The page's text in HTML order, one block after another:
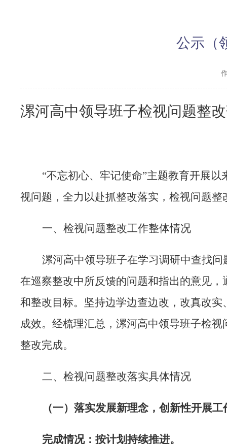
公示（
漯河高中领导班子检视问题整
“不忘初心、牢记使命”主题教育开展
视问题，全力以赴抓整改落实，检视问题
一、 检视问题整改工作整体情况
漯河高中领导班子在学习调研中查找
在巡察整改中所反馈的问题和指出的意见
和整改目标。坚持边学边查边改，改真改
成效。经梳理汇总，漯河高中领导班子检
整改完成。
二、检视问题整改落实具体情况
（一） 落实发展新理念，创新性开展
完成情况：按计划持续推进。